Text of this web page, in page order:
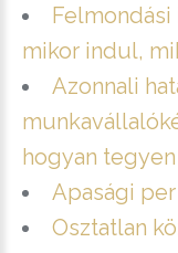
mikor indul,
Azonnali
hogyan
Apasági
Osztatlan